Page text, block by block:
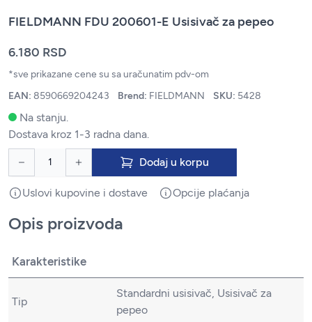
FIELDMANN FDU 200601-E Usisivač za pepeo
6.180 RSD
*sve prikazane cene su sa uračunatim pdv-om
EAN: 8590669204243 Brend: FIELDMANN SKU: 5428
Na stanju.
Dostava kroz 1-3 radna dana.
Dodaj u korpu
Uslovi kupovine i dostave Opcije plaćanja
Opis proizvoda
Karakteristike
Tip
Standardni usisivač, Usisivač za
pepeo